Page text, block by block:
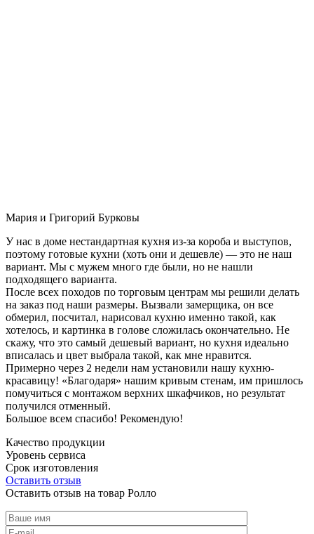
Мария и Григорий Бурковы
У нас в доме нестандартная кухня из-за короба и выступов,
поэтому готовые кухни (хоть они и дешевле) — это не наш
вариант. Мы с мужем много где были, но не нашли
подходящего варианта.
После всех походов по торговым центрам мы решили делать
на заказ под наши размеры. Вызвали замерщика, он все
обмерил, посчитал, нарисовал кухню именно такой, как
хотелось, и картинка в голове сложилась окончательно. Не
скажу, что это самый дешевый вариант, но кухня идеально
вписалась и цвет выбрала такой, как мне нравится.
Примерно через 2 недели нам установили нашу кухню-
красавицу! «Благодаря» нашим кривым стенам, им пришлось
помучиться с монтажом верхних шкафчиков, но результат
получился отменный.
Большое всем спасибо! Рекомендую!
Качество продукции
Уровень сервиса
Срок изготовления
Оставить отзыв
Оставить отзыв на товар Ролло